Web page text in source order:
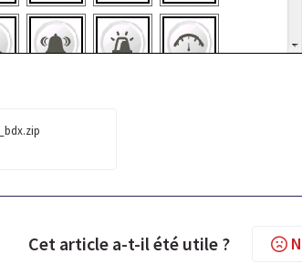
Cet article a-t-il été utile ?